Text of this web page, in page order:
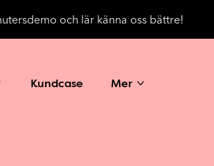
och lär känna oss bättre!
Kundcase Mer